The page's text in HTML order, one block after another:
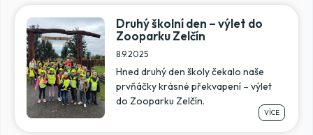
Druhý školní den – výlet do
Zooparku Zelčín
8.9.2025
Hned druhý den školy čekalo naše
prvňáčky krásné překvapení – výlet
do Zooparku Zelčín.
VÍCE